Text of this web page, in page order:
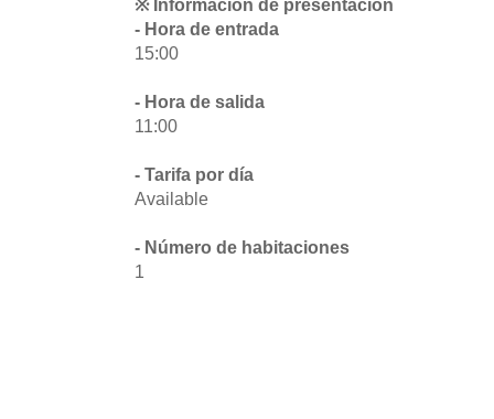
※ Información de presentación
- Hora de entrada
15:00
- Hora de salida
11:00
- Tarifa por día
Available
- Número de habitaciones
1